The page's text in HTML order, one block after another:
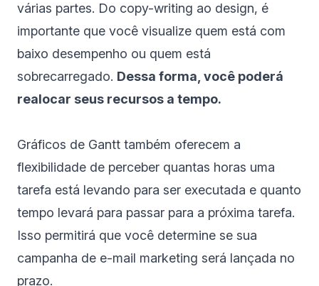
várias partes. Do copy-writing ao design, é
importante que você visualize quem está com
baixo desempenho ou quem está
sobrecarregado. Dessa forma, você poderá
realocar seus recursos a tempo.
Gráficos de Gantt também oferecem a
flexibilidade de perceber quantas horas uma
tarefa está levando para ser executada e quanto
tempo levará para passar para a próxima tarefa.
Isso permitirá que você determine se sua
campanha de e-mail marketing será lançada no
prazo.